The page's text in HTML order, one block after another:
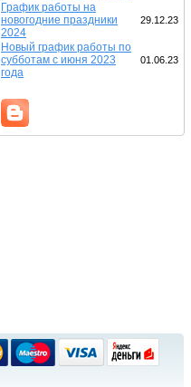
График работы на
новогодние праздники
2024
29.12.23
Новый график работы по
субботам с июня 2023
года
01.06.23